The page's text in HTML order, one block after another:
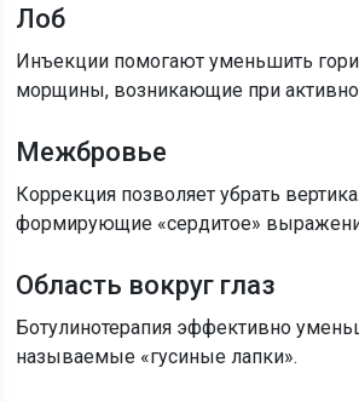
Лоб
Инъекции помогают уменьшить
морщины, возникающие при
Межбровье
Коррекция позволяет убрать
формирующие «сердитое»
Область вокруг глаз
Ботулинотерапия эффективно
называемые «гусиные лапки».